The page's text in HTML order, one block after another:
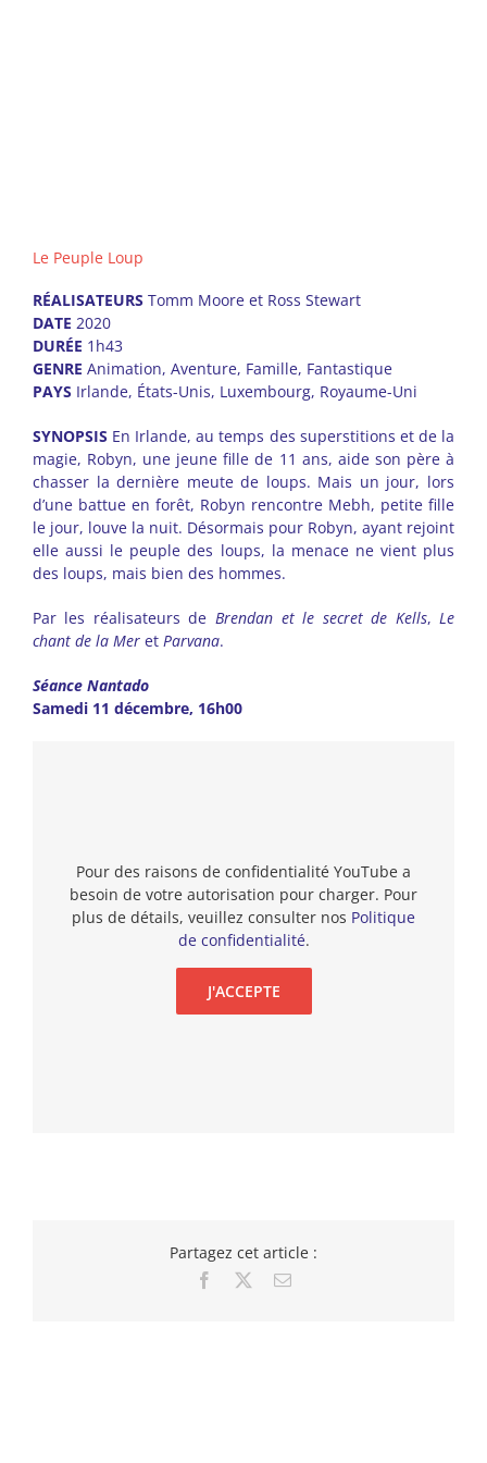
Le Peuple Loup
RÉALISATEURS Tomm Moore et Ross Stewart
DATE 2020
DURÉE 1h43
GENRE Animation, Aventure, Famille, Fantastique
PAYS Irlande, États-Unis, Luxembourg, Royaume-Uni
SYNOPSIS En Irlande, au temps des superstitions et de la
magie, Robyn, une jeune fille de 11 ans, aide son père à
chasser la dernière meute de loups. Mais un jour, lors
d’une battue en forêt, Robyn rencontre Mebh, petite fille
le jour, louve la nuit. Désormais pour Robyn, ayant rejoint
elle aussi le peuple des loups, la menace ne vient plus
des loups, mais bien des hommes.
Par les réalisateurs de Brendan et le secret de Kells,Le
chant de la Meret Parvana.
Séance Nantado
Samedi 11 décembre, 16h00
Pour des raisons de confidentialité YouTube a
besoin de votre autorisation pour charger. Pour
plus de détails, veuillez consulter nos Politique
de confidentialité.
J'ACCEPTE
Partagez cet article :
Facebook Email